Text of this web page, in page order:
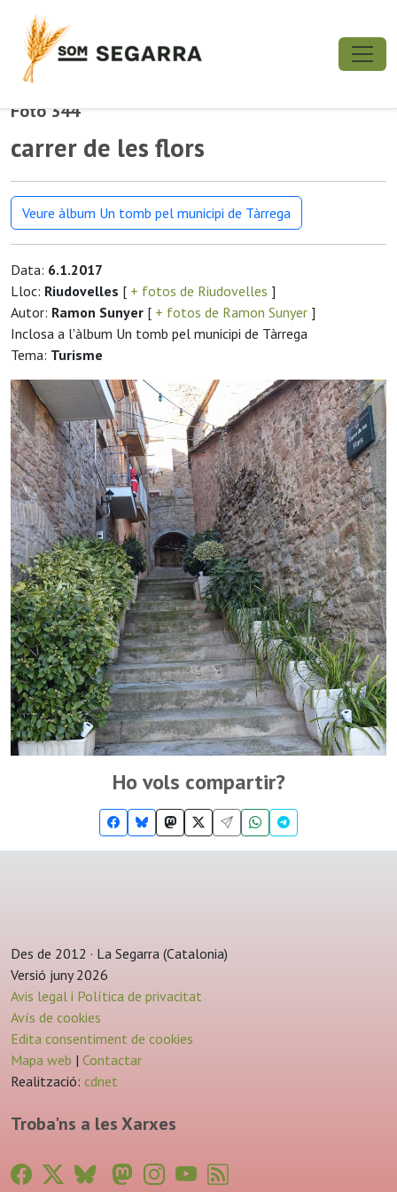
Foto 344
carrer de les flors
Veure àlbum Un tomb pel municipi de Tàrrega
Data: 6.1.2017
Lloc: Riudovelles [ + fotos de Riudovelles ]
Autor: Ramon Sunyer [ + fotos de Ramon Sunyer ]
Inclosa a l'àlbum Un tomb pel municipi de Tàrrega
Tema: Turisme
Ho vols compartir?
Des de 2012 · La Segarra (Catalonia)
Versió juny 2026
Avis legal i Política de privacitat
Avís de cookies
Edita consentiment de cookies
Mapa web | Contactar
Realització: cdnet
Troba'ns a les Xarxes